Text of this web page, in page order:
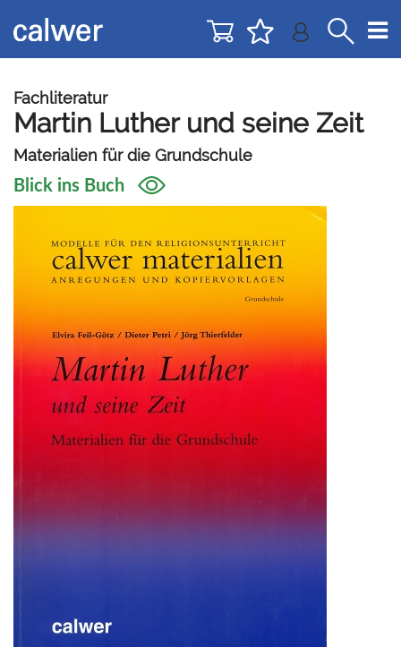
zur
Navigation
zum
Inhalt
Fachliteratur
Martin Luther und seine Zeit
Materialien für die Grundschule
Blick ins Buch